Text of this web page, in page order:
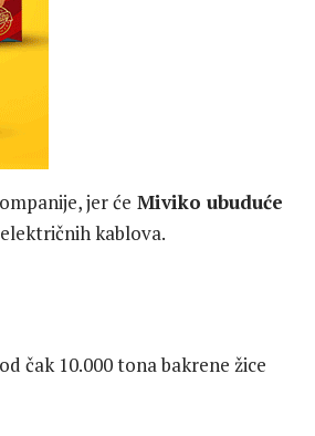
jer će Miviko ubuduće
kablova.
čak 10.000 tona bakrene žice